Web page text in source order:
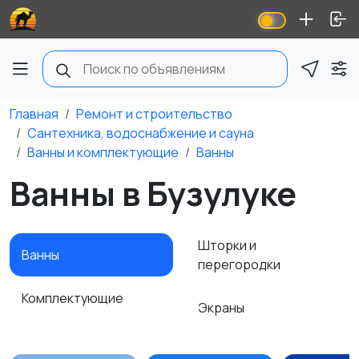
Главная
Ремонт и строительство
Сантехника, водоснабжение и сауна
Ванны и комплектующие
Ванны
Ванны в Бузулуке
Ванны
Комплектующие
Шторки и
перегородки
Экраны